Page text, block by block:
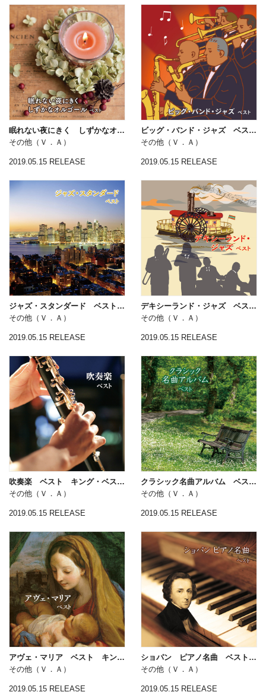
眠れない夜にきく しずかなオルゴール ベスト キング・ベスト・セレクト・ライブラリー２０１９
その他（Ｖ．Ａ）
2019.05.15 RELEASE
ビッグ・バンド・ジャズ ベスト キング・ベスト・セレクト・ライブラリー２０１９
その他（Ｖ．Ａ）
2019.05.15 RELEASE
ジャズ・スタンダード ベスト キング・ベスト・セレクト・ライブラリー２０１９
その他（Ｖ．Ａ）
2019.05.15 RELEASE
デキシーランド・ジャズ ベスト キング・ベスト・セレクト・ライブラリー２０１９
その他（Ｖ．Ａ）
2019.05.15 RELEASE
吹奏楽 ベスト キング・ベスト・セレクト・ライブラリー２０１９
その他（Ｖ．Ａ）
2019.05.15 RELEASE
クラシック名曲アルバム ベスト キング・ベスト・セレクト・ライブラリー２０１９
その他（Ｖ．Ａ）
2019.05.15 RELEASE
アヴェ・マリア ベスト キング・ベスト・セレクト・ライブラリー２０１９
その他（Ｖ．Ａ）
2019.05.15 RELEASE
ショパン ピアノ名曲 ベスト キング・ベスト・セレクト・ライブラリー２０１９
その他（Ｖ．Ａ）
2019.05.15 RELEASE